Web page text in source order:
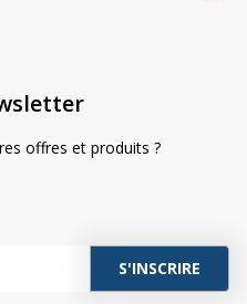
offres et produits ?